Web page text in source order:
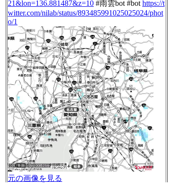
21&lon=136.881487&z=10 #雨雲bot #bothttps://t
witter.com/nilab/status/893485991025025024/phot
o/1
元の画像を見る